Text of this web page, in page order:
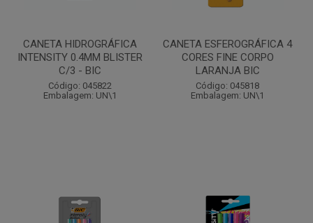
CANETA HIDROGRÁFICA
INTENSITY 0.4MM BLISTER
C/3 - BIC
Código: 045822
Embalagem: UN\1
CANETA ESFEROGRÁFICA 4
CORES FINE CORPO
LARANJA BIC
Código: 045818
Embalagem: UN\1